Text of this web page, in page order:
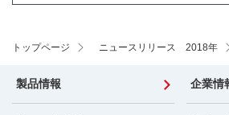
トップページ ニュースリリース 2018年
製品情報 企業情